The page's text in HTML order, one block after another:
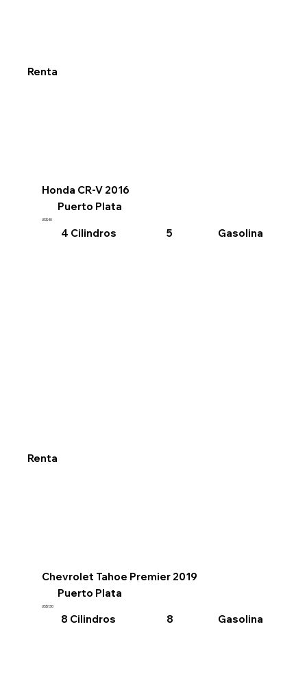
Renta
Honda CR-V 2016
Puerto Plata
US$40
4 Cilindros 5 Gasolina
Renta
Chevrolet Tahoe Premier 2019
Puerto Plata
US$130
8 Cilindros 8 Gasolina